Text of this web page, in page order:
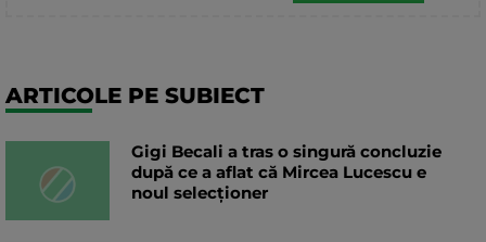
ARTICOLE PE SUBIECT
Gigi Becali a tras o singură concluzie
după ce a aflat că Mircea Lucescu e
noul selecționer